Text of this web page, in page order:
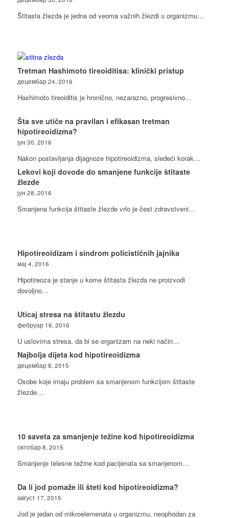
Štitasta žlezda je jedna od veoma važnih žlezdi u organizmu…
Tretman Hashimoto tireoiditisa: klinički pristup
децембар 24, 2016
Hashimoto tireoiditis je hronično, nezarazno, progresivno…
Šta sve utiče na pravilan i efikasan tretman
hipotireoidizma?
јун 30, 2016
Nakon postavljanja dijagnoze hipotireoidizma, sledeći korak…
Lekovi koji dovode do smanjene funkcije štitaste
žlezde
јун 28, 2016
Smanjena funkcija štitaste žlezde vrlo je čest zdravstveni…
Hipotireoidizam i sindrom policističnih jajnika
мај 4, 2016
Hipotireoza je stanje u kome štitasta žlezda ne proizvodi
dovoljno…
Uticaj stresa na štitastu žlezdu
фебруар 16, 2016
U uslovima stresa, da bi se organizam na neki način…
Najbolja dijeta kod hipotireoidizma
децембар 8, 2015
Osobe koje imaju problem sa smanjenom funkcijom štitaste
žlezde…
10 saveta za smanjenje težine kod hipotireoidizma
октобар 8, 2015
Smanjenje telesne težine kod pacijenata sa smanjenom…
Da li jod pomaže ili šteti kod hipotireoidizma?
август 17, 2015
Jod je jedan od mikroelemenata u organizmu, neophodan za